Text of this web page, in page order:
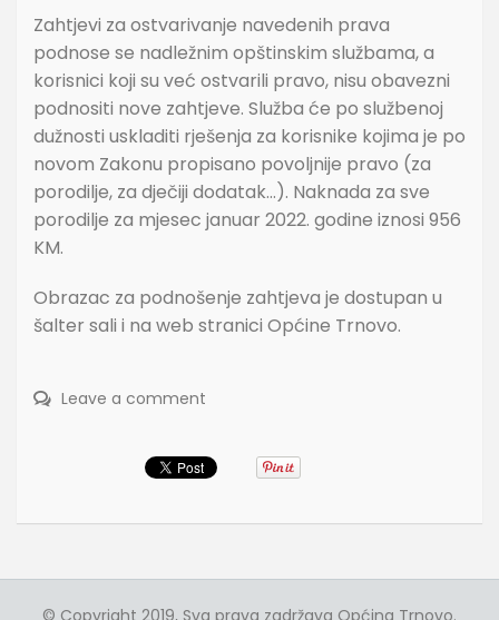
Zahtjevi za ostvarivanje navedenih prava
podnose se nadležnim opštinskim službama, a
korisnici koji su već ostvarili pravo, nisu obavezni
podnositi nove zahtjeve. Služba će po službenoj
dužnosti uskladiti rješenja za korisnike kojima je po
novom Zakonu propisano povoljnije pravo (za
porodilje, za dječiji dodatak…). Naknada za sve
porodilje za mjesec januar 2022. godine iznosi 956
KM.
Obrazac za podnošenje zahtjeva je dostupan u
šalter sali i na web stranici Općine Trnovo.
Leave a comment